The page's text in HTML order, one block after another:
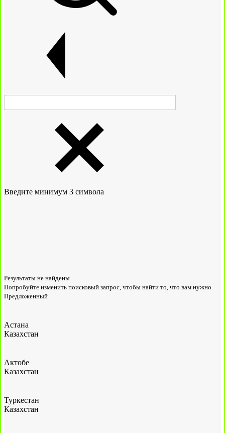
Введите минимум 3 символа
Результаты не найдены
Попробуйте изменить поисковый запрос, чтобы найти то, что вам нужно.
Предложенный
Астана
Казахстан
Актобе
Казахстан
Туркестан
Казахстан